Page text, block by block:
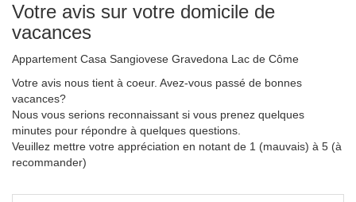
Votre avis sur votre domicile de
vacances
Appartement Casa Sangiovese Gravedona Lac de Côme
Votre avis nous tient à coeur. Avez-vous passé de bonnes
vacances?
Nous vous serions reconnaissant si vous prenez quelques
minutes pour répondre à quelques questions.
Veuillez mettre votre appréciation en notant de 1 (mauvais) à 5 (à
recommander)